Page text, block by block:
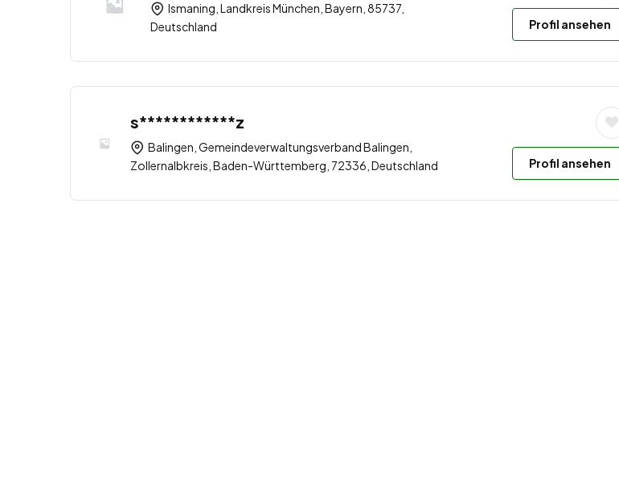
Ismaning, Landkreis München, Bayern, 85737,
Deutschland
Profil ansehen
s************z
Balingen, Gemeindeverwaltungsverband Balingen,
Zollernalbkreis, Baden-Württemberg, 72336, Deutschland
Profil ansehen